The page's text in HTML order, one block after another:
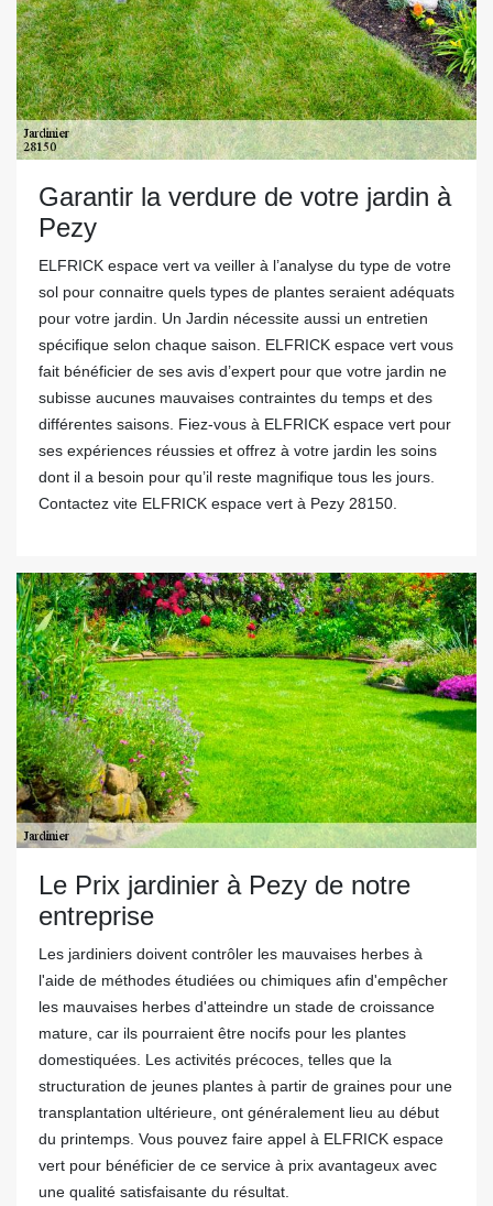
Garantir la verdure de votre jardin à
Pezy
ELFRICK espace vert va veiller à l’analyse du type de votre
sol pour connaitre quels types de plantes seraient adéquats
pour votre jardin. Un Jardin nécessite aussi un entretien
spécifique selon chaque saison. ELFRICK espace vert vous
fait bénéficier de ses avis d’expert pour que votre jardin ne
subisse aucunes mauvaises contraintes du temps et des
différentes saisons. Fiez-vous à ELFRICK espace vert pour
ses expériences réussies et offrez à votre jardin les soins
dont il a besoin pour qu’il reste magnifique tous les jours.
Contactez vite ELFRICK espace vert à Pezy 28150.
Le Prix jardinier à Pezy de notre
entreprise
Les jardiniers doivent contrôler les mauvaises herbes à
l'aide de méthodes étudiées ou chimiques afin d'empêcher
les mauvaises herbes d'atteindre un stade de croissance
mature, car ils pourraient être nocifs pour les plantes
domestiquées. Les activités précoces, telles que la
structuration de jeunes plantes à partir de graines pour une
transplantation ultérieure, ont généralement lieu au début
du printemps. Vous pouvez faire appel à ELFRICK espace
vert pour bénéficier de ce service à prix avantageux avec
une qualité satisfaisante du résultat.